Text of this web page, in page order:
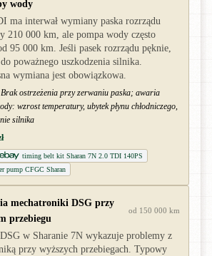
wody
ma interwał wymiany paska rozrządu
210 000 km, ale pompa wody często
95 000 km. Jeśli pasek rozrządu pęknie,
poważnego uszkodzenia silnika.
wymiana jest obowiązkowa.
Brak ostrzeżenia przy zerwaniu paska; awaria
wzrost temperatury, ubytek płynu chłodniczego,
silnika
timing belt kit Sharan 7N 2.0 TDI 140PS
pump CFGC Sharan
mechatroniki DSG przy
przebiegu
od 150 000 km
w Sharanie 7N wykazuje problemy z
przy wyższych przebiegach. Typowy